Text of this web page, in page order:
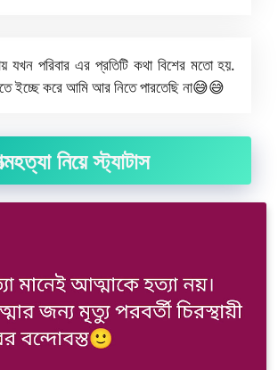
যখন পরিবার এর প্রতিটি কথা বিশের মতো হয়.
ইচ্ছে করে আমি আর নিতে পারতেছি না😅😅
নিয়ে স্ট্যাটাস